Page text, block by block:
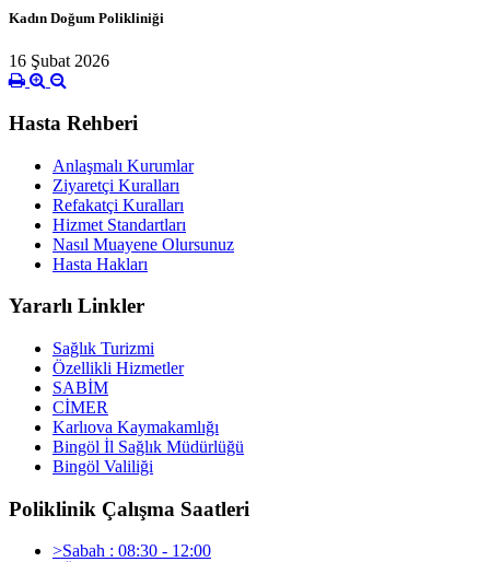
Kadın Doğum Polikliniği
16 Şubat 2026
Hasta Rehberi
Anlaşmalı Kurumlar
Ziyaretçi Kuralları
Refakatçi Kuralları
Hizmet Standartları
Nasıl Muayene Olursunuz
Hasta Hakları
Yararlı Linkler
Sağlık Turizmi
Özellikli Hizmetler
SABİM
CİMER
Karlıova Kaymakamlığı
Bingöl İl Sağlık Müdürlüğü
Bingöl Valiliği
Poliklinik Çalışma Saatleri
>Sabah : 08:30 - 12:00